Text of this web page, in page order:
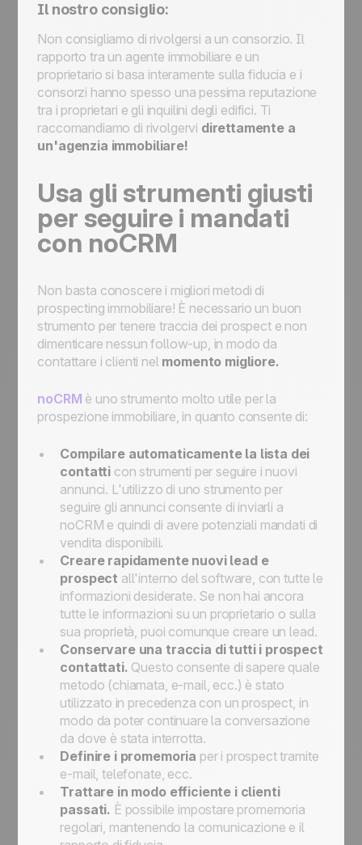
Il nostro consiglio:
Non consigliamo di rivolgersi a un consorzio. Il
rapporto tra un agente immobiliare e un
proprietario si basa interamente sulla fiducia e i
consorzi hanno spesso una pessima reputazione
tra i proprietari e gli inquilini degli edifici. Ti
raccomandiamo di rivolgervi direttamente a
un'agenzia immobiliare!
Usa gli strumenti giusti
per seguire i mandati
con noCRM
Non basta conoscere i migliori metodi di
prospecting immobiliare! È necessario un buon
strumento per tenere traccia dei prospect e non
dimenticare nessun follow-up, in modo da
contattare i clienti nelmomento migliore.
noCRM è uno strumento molto utile per la
prospezione immobiliare, in quanto consente di:
Compilare automaticamente la lista dei
contatti con strumenti per seguire i nuovi
annunci. L'utilizzo di uno strumento per
seguire gli annunci consente di inviarli a
noCRM e quindi di avere potenziali mandati di
vendita disponibili.
Creare rapidamente nuovi lead e
prospect all'interno del software, con tutte le
informazioni desiderate. Se non hai ancora
tutte le informazioni su un proprietario o sulla
sua proprietà, puoi comunque creare un lead.
Conservare una traccia di tutti i prospect
contattati. Questo consente di sapere quale
metodo (chiamata, e-mail, ecc.) è stato
utilizzato in precedenza con un prospect, in
modo da poter continuare la conversazione
da dove è stata interrotta.
Definire i promemoria per i prospect tramite
e-mail, telefonate, ecc.
Trattare in modo efficiente i clienti
passati. È possibile impostare promemoria
regolari, mantenendo la comunicazione e il